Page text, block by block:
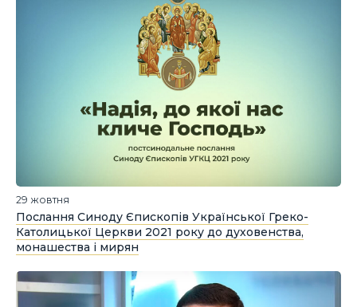
29 жовтня
Послання Синоду Єпископів Української Греко-
Католицької Церкви 2021 року до духовенства,
монашества і мирян